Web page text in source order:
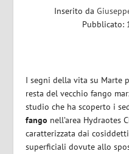
Inserito da
Pubblicato:
I segni della vita su Marte
resta del vecchio fango
studio che ha scoperto i
fango nell’area Hydraotes
caratterizzata dai
superficiali dovute allo